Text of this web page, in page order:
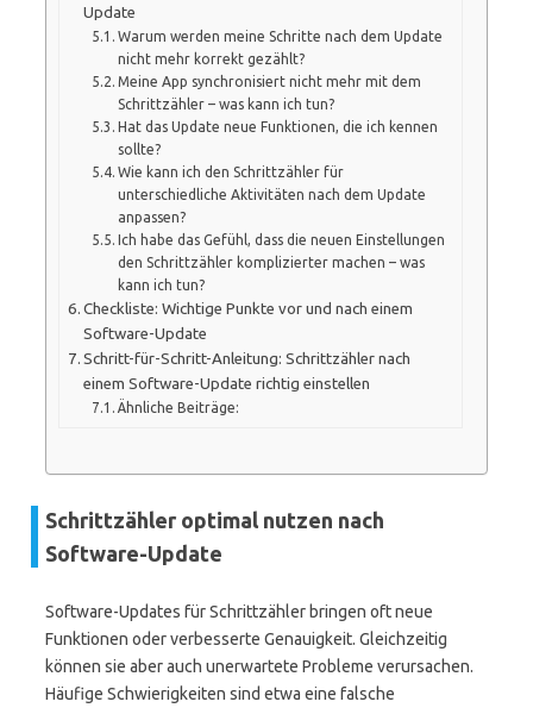
Update
Warum werden meine Schritte nach dem Update
nicht mehr korrekt gezählt?
Meine App synchronisiert nicht mehr mit dem
Schrittzähler – was kann ich tun?
Hat das Update neue Funktionen, die ich kennen
sollte?
Wie kann ich den Schrittzähler für
unterschiedliche Aktivitäten nach dem Update
anpassen?
Ich habe das Gefühl, dass die neuen Einstellungen
den Schrittzähler komplizierter machen – was
kann ich tun?
Checkliste: Wichtige Punkte vor und nach einem
Software-Update
Schritt-für-Schritt-Anleitung: Schrittzähler nach
einem Software-Update richtig einstellen
Ähnliche Beiträge:
Schrittzähler optimal nutzen nach
Software-Update
Software-Updates für Schrittzähler bringen oft neue
Funktionen oder verbesserte Genauigkeit. Gleichzeitig
können sie aber auch unerwartete Probleme verursachen.
Häufige Schwierigkeiten sind etwa eine falsche